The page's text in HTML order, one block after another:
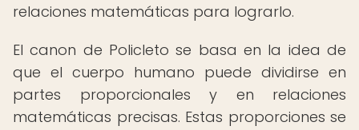
relaciones matemáticas para lograrlo.
El canon de Policleto se basa en la idea de
que el cuerpo humano puede dividirse en
partes proporcionales y en relaciones
matemáticas precisas. Estas proporciones se